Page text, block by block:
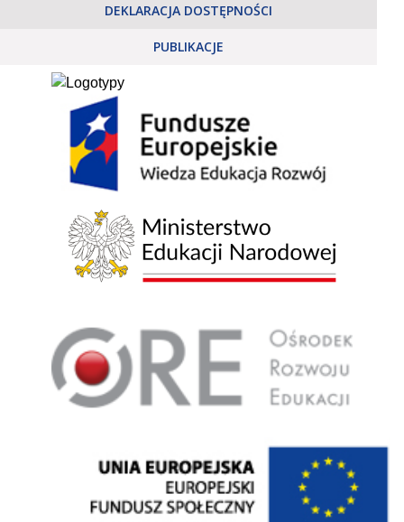
DEKLARACJA DOSTĘPNOŚCI
PUBLIKACJE